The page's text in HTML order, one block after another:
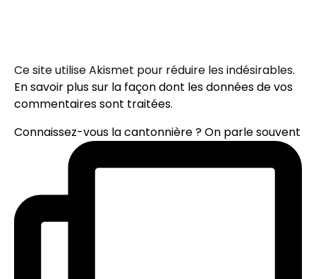
Ce site utilise Akismet pour réduire les indésirables.
En savoir plus sur la façon dont les données de vos
commentaires sont traitées.
Connaissez-vous la cantonnière ? On parle souvent